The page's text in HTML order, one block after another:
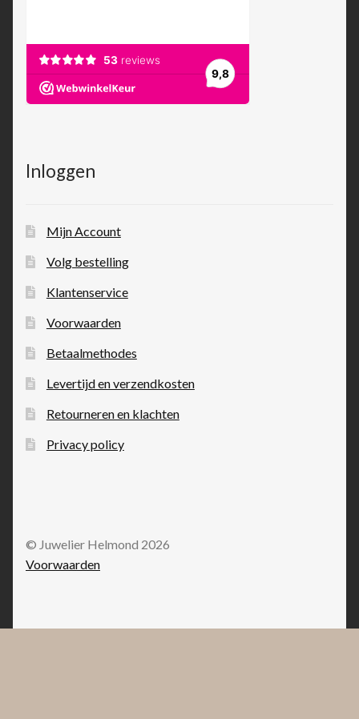
Inloggen
Mijn Account
Volg bestelling
Klantenservice
Voorwaarden
Betaalmethodes
Levertijd en verzendkosten
Retourneren en klachten
Privacy policy
© Juwelier Helmond 2026
Voorwaarden